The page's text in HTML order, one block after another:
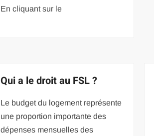
En cliquant sur le
Qui a le droit au FSL ?
Le budget du logement représente
une proportion importante des
dépenses mensuelles des